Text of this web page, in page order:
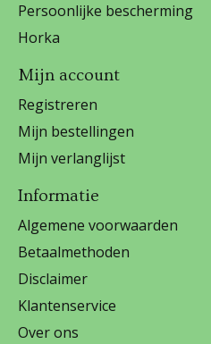
Persoonlijke bescherming
Horka
Mijn account
Registreren
Mijn bestellingen
Mijn verlanglijst
Informatie
Algemene voorwaarden
Betaalmethoden
Disclaimer
Klantenservice
Over ons